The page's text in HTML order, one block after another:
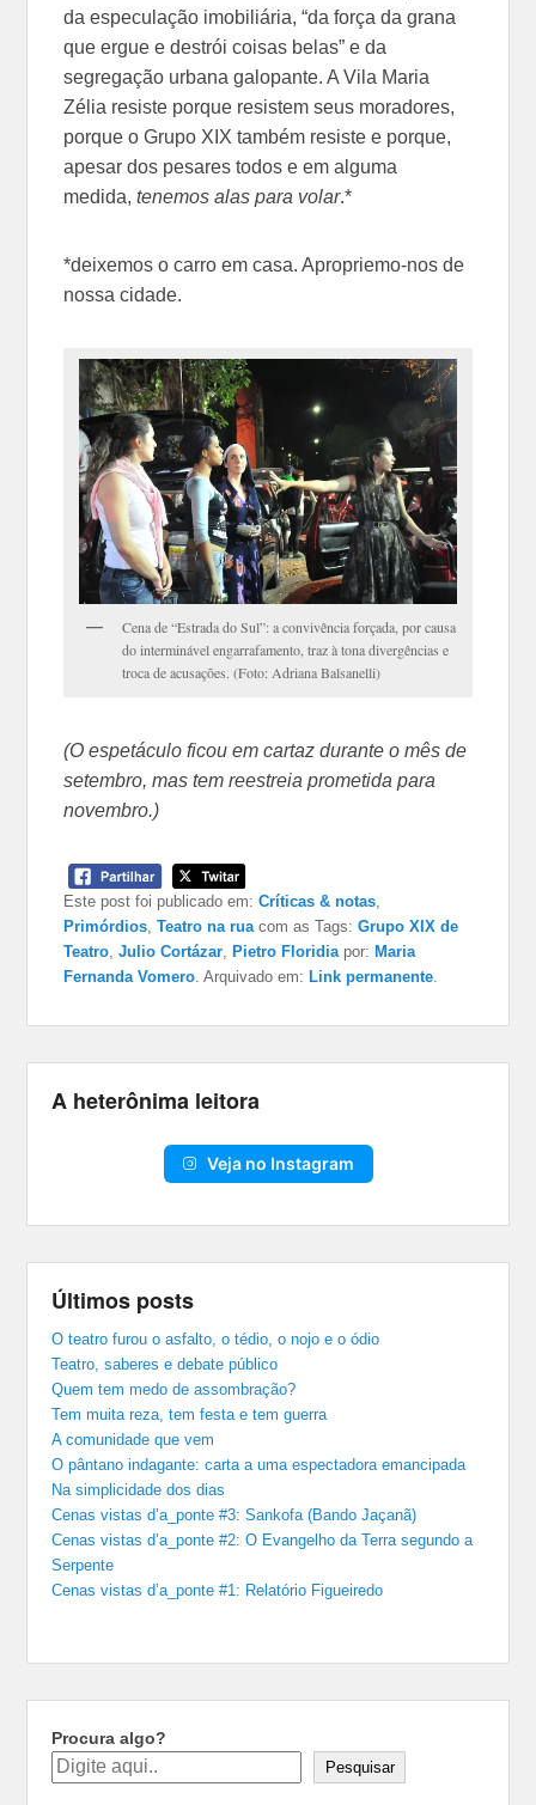
da especulação imobiliária, “da força da grana
que ergue e destrói coisas belas” e da
segregação urbana galopante. A Vila Maria
Zélia resiste porque resistem seus moradores,
porque o Grupo XIX também resiste e porque,
apesar dos pesares todos e em alguma
medida,tenemos alas para volar.*
*deixemos o carro em casa. Apropriemo-nos de
nossa cidade.
Cena de “Estrada do Sul”: a convivência forçada, por causa
do interminável engarrafamento, traz à tona divergências e
troca de acusações. (Foto: Adriana Balsanelli)
(O espetáculo ficou em cartaz durante o mês de
setembro, mas tem reestreia prometida para
novembro.)
Este post foi publicado em:Críticas & notas
Primórdios ,Teatro na rua com as Tags:Grupo XIX de
Teatro ,Julio Cortázar ,Pietro Floridia por:Maria
Fernanda Vomero . Arquivado em:Link permanente
A heterônima leitora
Veja no Instagram
Últimos posts
O teatro furou o asfalto, o tédio, o nojo e o ódio
Teatro, saberes e debate público
Quem tem medo de assombração?
Tem muita reza, tem festa e tem guerra
A comunidade que vem
O pântano indagante: carta a uma espectadora emancipada
Na simplicidade dos dias
Cenas vistas d’a_ponte #3: Sankofa (Bando Jaçanã)
Cenas vistas d’a_ponte #2: O Evangelho da Terra segundo a
Serpente
Cenas vistas d’a_ponte #1: Relatório Figueiredo
Procura algo?
Pesquisar